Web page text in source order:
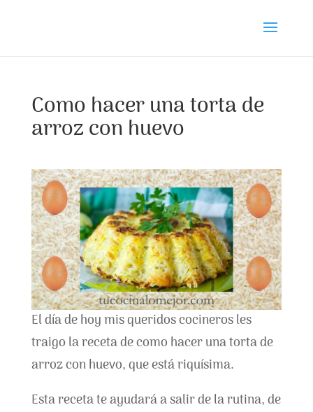
Como hacer una torta de
arroz con huevo
El día de hoy mis queridos cocineros les
traigo la receta de como hacer una torta de
arroz con huevo, que está riquísima.
Esta receta te ayudará a salir de la rutina, de